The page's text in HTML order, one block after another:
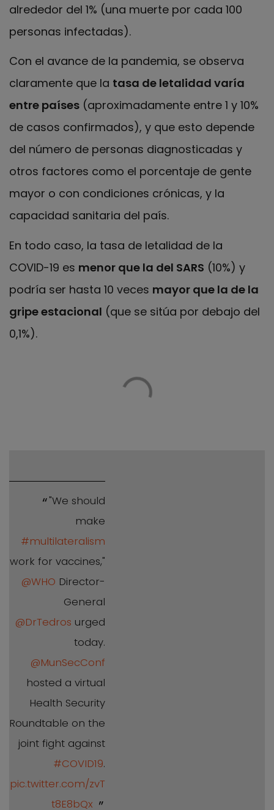
alrededor del 1% (una muerte por cada 100
personas infectadas).
Con el avance de la pandemia, se observa
claramente que la tasa de letalidad varía
entre países (aproximadamente entre 1 y 10%
de casos confirmados), y que esto depende
del número de personas diagnosticadas y
otros factores como el porcentaje de gente
mayor o con condiciones crónicas, y la
capacidad sanitaria del país.
En todo caso, la tasa de letalidad de la
COVID-19 es menor que la del SARS (10%) y
podría ser hasta 10 veces mayor que la de la
gripe estacional (que se sitúa por debajo del
0,1%).
"We should
make
#multilateralism
work for vaccines,"
@WHO Director-
General
@DrTedros urged
today.
@MunSecConf
hosted a virtual
Health Security
Roundtable on the
joint fight against
#COVID19.
pic.twitter.com/zvT
t8E8bQx